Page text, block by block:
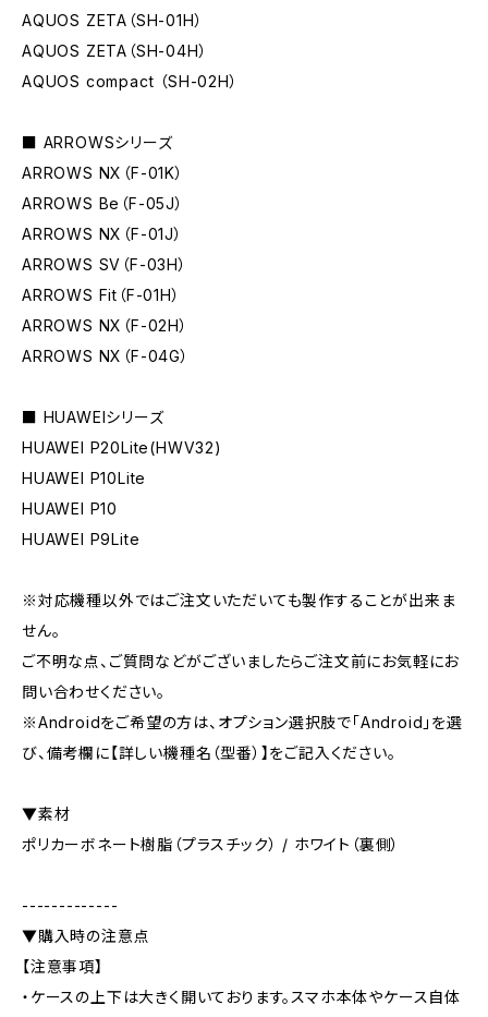
AQUOS ZETA（SH-01H）
AQUOS ZETA（SH-04H）
AQUOS compact （SH-02H）
■ ARROWSシリーズ
ARROWS NX（F-01K）
ARROWS Be（F-05J）
ARROWS NX（F-01J）
ARROWS SV（F-03H）
ARROWS Fit（F-01H）
ARROWS NX（F-02H）
ARROWS NX（F-04G）
■ HUAWEIシリーズ
HUAWEI P20Lite(HWV32)
HUAWEI P10Lite
HUAWEI P10
HUAWEI P9Lite
※対応機種以外ではご注文いただいても製作することが出来ま
せん。
ご不明な点、ご質問などがございましたらご注文前にお気軽にお
問い合わせください。
※Androidをご希望の方は、オプション選択肢で「Android」を選
び、備考欄に【詳しい機種名（型番）】をご記入ください。
▼素材
ポリカーボネート樹脂（プラスチック） / ホワイト（裏側）
-------------
▼購入時の注意点
【注意事項】
・ケースの上下は大きく開いております。スマホ本体やケース自体